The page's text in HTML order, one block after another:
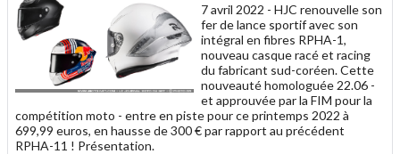
7 avril 2022 - HJC renouvelle son
fer de lance sportif avec son
intégral en fibres RPHA-1,
nouveau casque racé et racing
du fabricant sud-coréen. Cette
nouveauté homologuée 22.06 -
et approuvée par la FIM pour la
compétition moto - entre en piste pour ce printemps 2022 à
699,99 euros, en hausse de 300 € par rapport au précédent
RPHA-11 ! Présentation.